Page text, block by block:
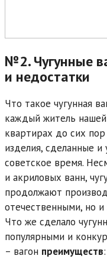
№2. Чугунные
и недостатки
Что такое чугунная
каждый житель
квартирах до сих
изделия, сделанные
советское время.
и акриловых ванн,
продолжают
отечественными, но
Что же сделало
популярными и
– вагон преимуществ: